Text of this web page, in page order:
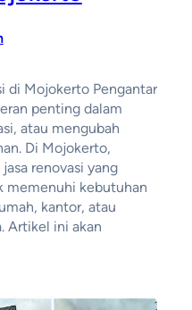
di Mojokerto Pengantar
penting dalam
atau mengubah
Di Mojokerto,
renovasi yang
memenuhi kebutuhan
kantor, atau
Artikel ini akan